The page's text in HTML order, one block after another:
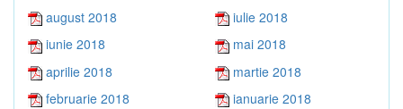
august 2018
iulie 2018
iunie 2018
mai 2018
aprilie 2018
martie 2018
februarie 2018
ianuarie 2018